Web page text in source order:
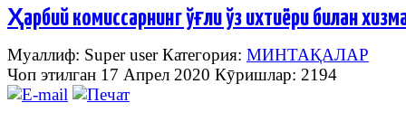
Ҳарбий комиссарнинг ўғли ўз ихтиёри билан
Муаллиф: Super userКатегория: МИНТАҚАЛАР
Чоп этилган 17 Апрел 2020 Кӯришлар: 2194